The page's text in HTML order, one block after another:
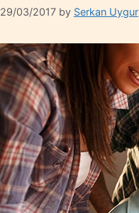
29/03/2017 by Serkan Uygur